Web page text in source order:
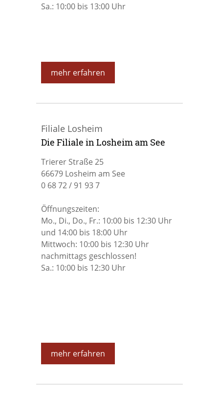
Sa.: 10:00 bis 13:00 Uhr
mehr erfahren
Filiale Losheim
Die Filiale in Losheim am See
Trierer Straße 25
66679 Losheim am See
0 68 72 / 91 93 7
Öffnungszeiten:
Mo., Di., Do., Fr.: 10:00 bis 12:30 Uhr
und 14:00 bis 18:00 Uhr
Mittwoch: 10:00 bis 12:30 Uhr
nachmittags geschlossen!
Sa.: 10:00 bis 12:30 Uhr
mehr erfahren